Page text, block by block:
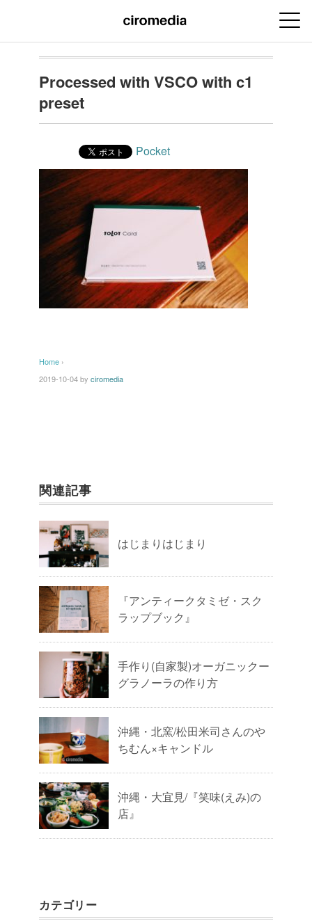
Processed with VSCO with c1
preset
Pocket
Home ›
2019-10-04by ciromedia
関連記事
はじまりはじまり
『アンティークタミゼ・スク
ラップブック』
手作り(自家製)オーガニックー
グラノーラの作り方
沖縄・北窯/松田米司さんのや
ちむん×キャンドル
沖縄・大宜見/『笑味(えみ)の
店』
カテゴリー